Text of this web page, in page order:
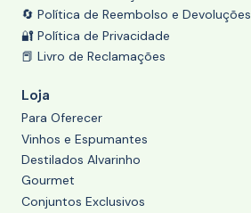
🔄 Política de Reembolso e Devoluções
🔐 Política de Privacidade
📕 Livro de Reclamações
Loja
Para Oferecer
Vinhos e Espumantes
Destilados Alvarinho
Gourmet
Conjuntos Exclusivos